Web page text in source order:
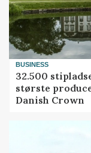
BUSINESS
32.500
største
Danish Crown